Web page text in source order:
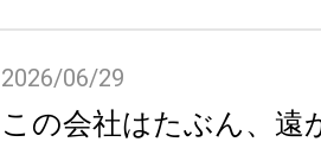
2026/06/29
この会社はたぶん、遠